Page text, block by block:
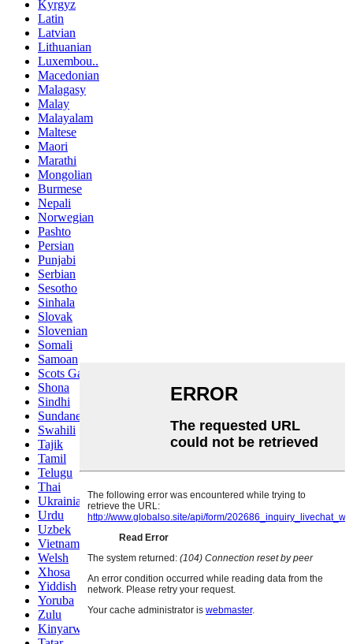
Kyrgyz
Latin
Latvian
Lithuanian
Luxembou..
Macedonian
Malagasy
Malay
Malayalam
Maltese
Maori
Marathi
Mongolian
Burmese
Nepali
Norwegian
Pashto
Persian
Punjabi
Serbian
Sesotho
Sinhala
Slovak
Slovenian
Somali
Samoan
Scots Gaelic
Shona
Sindhi
Sundanese
Swahili
Tajik
Tamil
Telugu
Thai
Ukrainian
Urdu
Uzbek
Vietnamese
Welsh
Xhosa
Yiddish
Yoruba
Zulu
Kinyarwanda